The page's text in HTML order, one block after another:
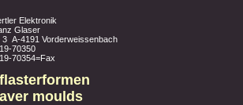
Elektronik
Glaser
3 A-4191 Vorderweissenbach
70350
70354=Fax
moulds